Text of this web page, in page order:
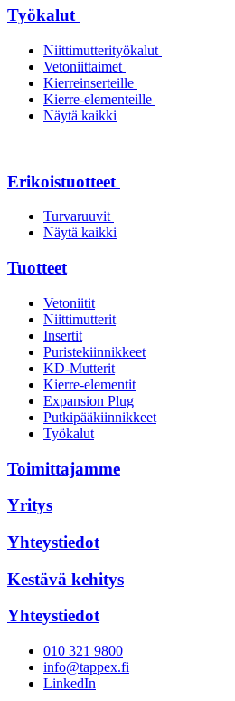
Työkalut
Niittimutterityökalut
Vetoniittaimet
Kierreinserteille
Kierre-elementeille
Näytä kaikki
Erikoistuotteet
Turvaruuvit
Näytä kaikki
Tuotteet
Vetoniitit
Niittimutterit
Insertit
Puristekiinnikkeet
KD-Mutterit
Kierre-elementit
Expansion Plug
Putkipääkiinnikkeet
Työkalut
Toimittajamme
Yritys
Yhteystiedot
Kestävä kehitys
Yhteystiedot
010 321 9800
info@tappex.fi
LinkedIn